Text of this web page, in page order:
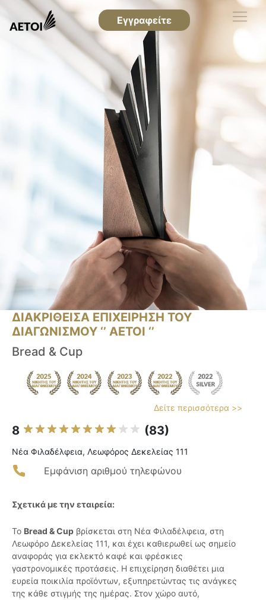
Εγγραφείτε
ΔΙΑΚΡΙΘΕΙΣΑ ΕΠΙΧΕΙΡΗΣΗ ΤΟΥ
ΔΙΑΓΩΝΙΣΜΟΥ ‘’ ΑΕΤΟΙ ‘’
Bread & Cup
Δείτε περισσότερα >>
8 (83)
Νέα Φιλαδέλφεια, Λεωφόρος Δεκελείας 111
Εμφάνιση αριθμού τηλεφώνου
Σχετικά με την εταιρεία:
Το Bread & Cup βρίσκεται στη Νέα Φιλαδέλφεια, στη
Λεωφόρο Δεκελείας 111, και έχει καθιερωθεί ως σημείο
αναφοράς για εκλεκτό καφέ και φρέσκιες
γαστρονομικές προτάσεις. Η επιχείρηση διαθέτει μια
ευρεία ποικιλία προϊόντων, εξυπηρετώντας τις ανάγκες
της κάθε στιγμής της ημέρας. Στον χώρο αυτό,